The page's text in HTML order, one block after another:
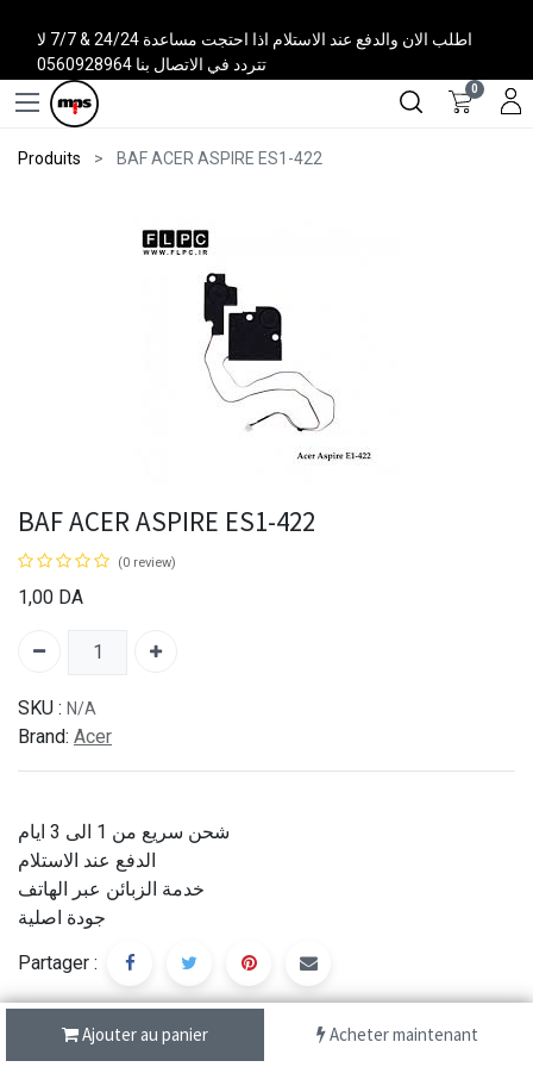
اطلب الان والدفع عند الاستلام اذا احتجت مساعدة 24/24 & 7/7 لا
تتردد في الاتصال بنا 0560928964
0
Produits BAF ACER ASPIRE ES1-422
Ajouter au panier Acheter maintenant
BAF ACER ASPIRE ES1-422
(0 review)
1,00 DA
SKU : N/A
Brand: Acer
شحن سريع من 1 الى 3 ايام
الدفع عند الاستلام
خدمة الزبائن عبر الهاتف
جودة اصلية
Partager :
Description